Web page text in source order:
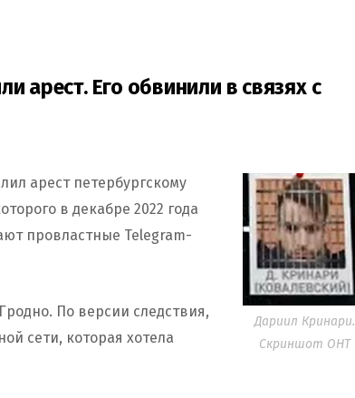
арест. Его обвинили в связях с
Дариил Кринари.
Скриншот ОНТ
арест петербургскому
в декабре 2022 года
провластные Telegram-
По версии следствия,
сети, которая хотела